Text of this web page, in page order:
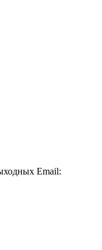
Email: